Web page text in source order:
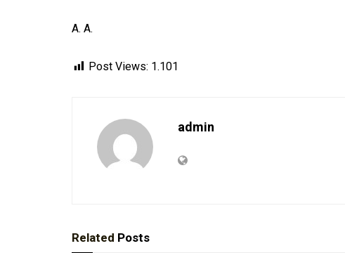
A. A.
Post Views: 1.101
admin
Related Posts